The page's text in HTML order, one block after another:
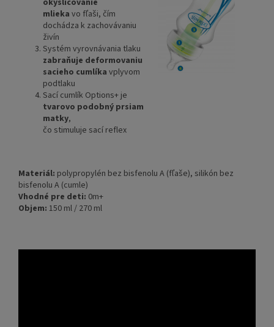
okysličovanie
mlieka vo fľaši, čím
dochádza k zachovávaniu
živín
Systém vyrovnávania tlaku
zabraňuje deformovaniu
sacieho cumlíka vplyvom
podtlaku
Sací cumlík Options+ je
tvarovo podobný prsiam
matky,
čo stimuluje sací reflex
Materiál: polypropylén bez bisfenolu A (fľaše), silikón bez
bisfenolu A (cumle)
Vhodné pre deti: 0m+
Objem: 150 ml / 270 ml